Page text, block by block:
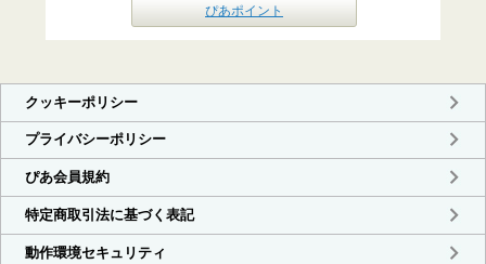
ぴあポイント